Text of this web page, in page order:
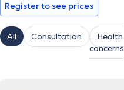
Register to see prices
All Consultation
Health
concerns